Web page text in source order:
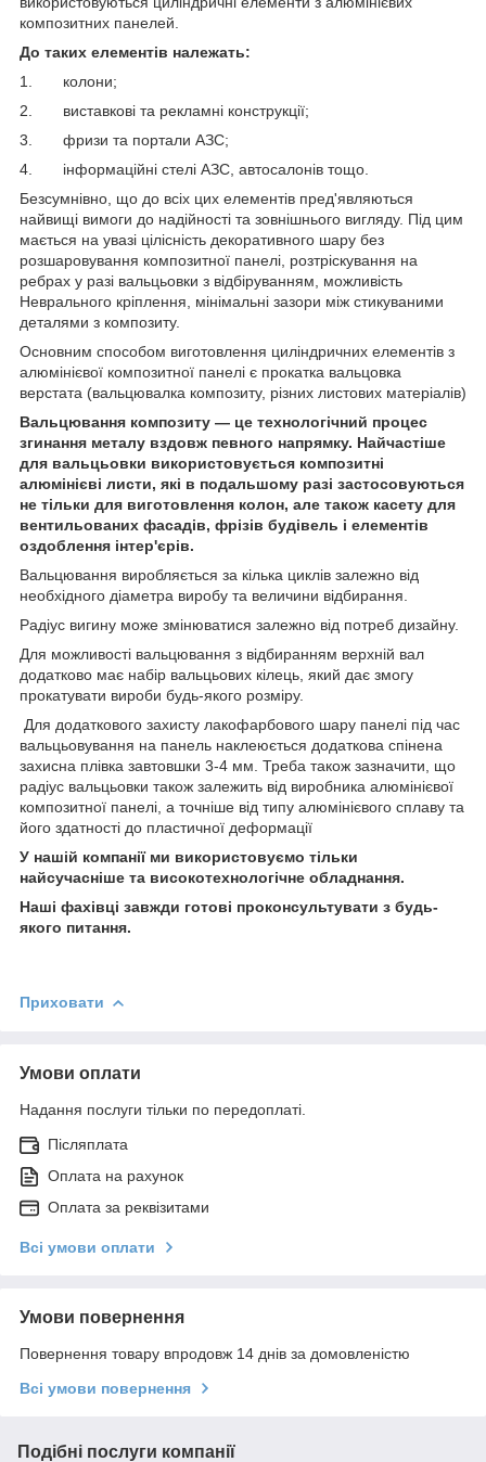
композитних панелей.
До таких елементів належать:
1. колони;
2. виставкові та рекламні конструкції;
3. фризи та портали АЗС;
4. інформаційні стелі АЗС, автосалонів тощо.
Безсумнівно, що до всіх цих елементів пред'являються
найвищі вимоги до надійності та зовнішнього вигляду. Під цим
мається на увазі цілісність декоративного шару без
розшаровування композитної панелі, розтріскування на
ребрах у разі вальцьовки з відбіруванням, можливість
Heврального кріплення, мінімальні зазори між стикуваними
деталями з композиту.
Основним способом виготовлення циліндричних елементів з
алюмінієвої композитної панелі є прокатка вальцовка
верстата (вальцювалка композиту, різних листових матеріалів)
Вальцювання композиту — це технологічний процес
згинання металу вздовж певного напрямку. Найчастіше
для вальцьовки використовується композитні
алюмінієві листи, які в подальшому разі застосовуються
не тільки для виготовлення колон, але також касету для
вентильованих фасадів, фрізів будівель і елементів
оздоблення інтер'єрів.
Вальцювання виробляється за кілька циклів залежно від
необхідного діаметра виробу та величини відбирання.
Радіус вигину може змінюватися залежно від потреб дизайну.
Для можливості вальцювання з відбиранням верхній вал
додатково має набір вальцьових кілець, який дає змогу
прокатувати вироби будь-якого розміру.
Для додаткового захисту лакофарбового шару панелі під час
вальцьовування на панель наклеюється додаткова спінена
захисна плівка завтовшки 3-4 мм. Треба також зазначити, що
радіус вальцьовки також залежить від виробника алюмінієвої
композитної панелі, а точніше від типу алюмінієвого сплаву та
його здатності до пластичної деформації
У нашій компанії ми використовуємо тільки
найсучасніше та високотехнологічне обладнання.
Наші фахівці завжди готові проконсультувати з будь-
якого питання.
Приховати
Умови оплати
Надання послуги тільки по передоплаті.
Післяплата
Оплата на рахунок
Оплата за реквізитами
Всі умови оплати
Умови повернення
Повернення товару впродовж 14 днів за домовленістю
Всі умови повернення
Подібні послуги компанії